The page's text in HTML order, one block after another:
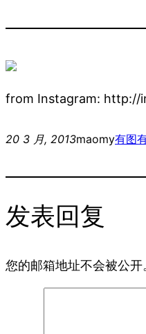
from Instagram: http://
20 3 月, 2013maomy有图
发表回复
您的邮箱地址不会被公开